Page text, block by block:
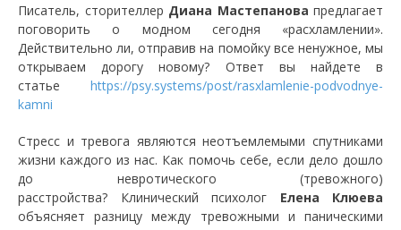
Писатель, сторителлер Диана Мастепанова предлагает
поговорить о модном сегодня «расхламлении».
Действительно ли, отправив на помойку все ненужное, мы
открываем дорогу новому? Ответ вы найдете в
статье https://psy.systems/post/rasxlamlenie-podvodnye-
kamni
Стресс и тревога являются неотъемлемыми спутниками
жизни каждого из нас. Как помочь себе, если дело дошло
до невротического (тревожного)
расстройства? Клинический психолог Елена Клюева
объясняет разницу между тревожными и паническими